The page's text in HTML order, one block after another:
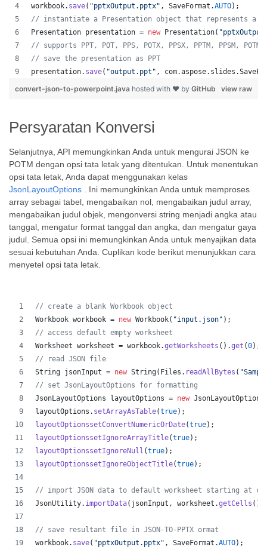
workbook. save( "pptxOutput.pptx" , SaveFormat .AUTO);
// instantiate a Presentation object that represents a
Presentation presentation = new Presentation(
// supports PPT, POT, PPS, POTX, PPSX, PPTM, PPSM,
// save the presentation as PPT
presentation. save( "output.ppt" , com.aspose. slides .
view raw
convert-json-to-powerpoint.java hosted with ❤ by GitHub
Persyaratan Konversi
Selanjutnya, API memungkinkan Anda untuk mengurai JSON ke
POTM dengan opsi tata letak yang ditentukan. Untuk menentukan
opsi tata letak, Anda dapat menggunakan kelas
JsonLayoutOptions . Ini memungkinkan Anda untuk memproses
array sebagai tabel, mengabaikan nol, mengabaikan judul array,
mengabaikan judul objek, mengonversi string menjadi angka atau
tanggal, mengatur format tanggal dan angka, dan mengatur gaya
judul. Semua opsi ini memungkinkan Anda untuk menyajikan data
sesuai kebutuhan Anda. Cuplikan kode berikut menunjukkan cara
menyetel opsi tata letak.
// create a blank Workbook object
Workbook workbook = new Workbook( "input.json" );
// access default empty worksheet
Worksheet worksheet = workbook.getWorksheets ().get (0);
// read JSON file
String jsonInput = new String( Files . readAllBytes (
// set JsonLayoutOptions for formatting
JsonLayoutOptions
layoutOptions = new JsonLayoutOptions
layoutOptions . setArrayAsTable(true);
layoutOptionssetConvertNumericOrDate(true);
layoutOptionssetIgnoreArrayTitle(true);
layoutOptionssetIgnoreNull (true);
layoutOptionssetIgnoreObjectTitle(true);
// import JSON data to default worksheet starting at
JsonUtility. importData( jsonInput , worksheet .getCells
// save resultant file in JSON-TO-PPTX ormat
workbook. save( "pptxOutput.pptx" , SaveFormat .AUTO);